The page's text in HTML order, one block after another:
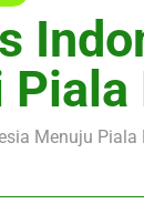
Indonesia Piala
Club
Club
Menuju